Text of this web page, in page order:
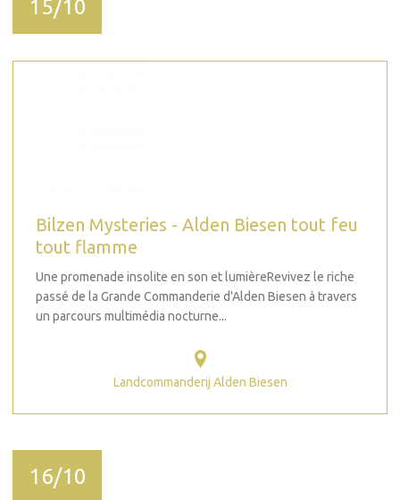
15/10
Bilzen Mysteries - Alden Biesen tout feu
tout flamme
Une promenade insolite en son et lumièreRevivez le riche
passé de la Grande Commanderie d'Alden Biesen à travers
un parcours multimédia nocturne...
Landcommanderij Alden Biesen
16/10